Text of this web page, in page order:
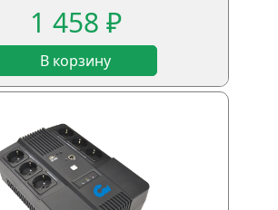
1 458 ₽
В корзину